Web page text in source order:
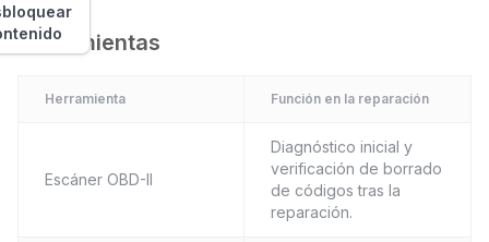
Herramientas
Herramienta Función en la reparación
Escáner OBD-II
Diagnóstico inicial y
verificación de borrado
de códigos tras la
reparación.